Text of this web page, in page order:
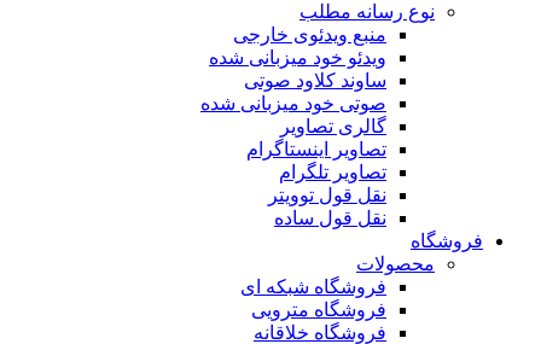
نوع رسانه مطلب
منبع ویدئوی خارجی
ویدئو خود میزبانی شده
ساوند کلاود صوتی
صوتی خود میزبانی شده
گالری تصاویر
تصاویر اینستاگرام
تصاویر تلگرام
نقل قول توویتر
نقل قول ساده
فروشگاه
محصولات
فروشگاه شبکه ای
فروشگاه مترویی
فروشگاه خلاقانه